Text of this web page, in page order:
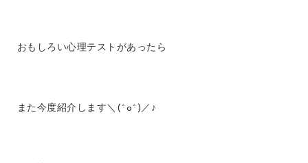
おもしろい心理テストがあったら
また今度紹介します＼(^o^)／♪